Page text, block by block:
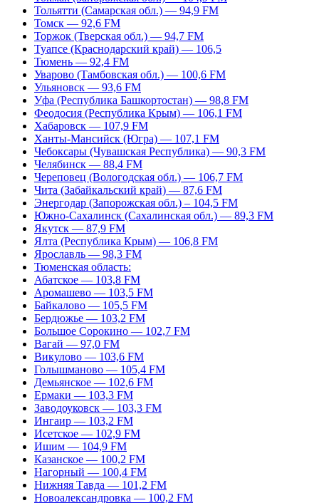
Тольятти (Самарская обл.) — 94,9 FM
Томск — 92,6 FM
Торжок (Тверская обл.) — 94,7 FM
Туапсе (Краснодарский край) — 106,5
Тюмень — 92,4 FM
Уварово (Тамбовская обл.) — 100,6 FM
Ульяновск — 93,6 FM
Уфа (Республика Башкортостан) — 98,8 FM
Феодосия (Республика Крым) — 106,1 FM
Хабаровск — 107,9 FM
Ханты-Мансийск (Югра) — 107,1 FM
Чебоксары (Чувашская Республика) — 90,3 FM
Челябинск — 88,4 FM
Череповец (Вологодская обл.) — 106,7 FM
Чита (Забайкальский край) — 87,6 FM
Энергодар (Запорожская обл.) – 104,5 FM
Южно-Сахалинск (Сахалинская обл.) — 89,3 FM
Якутск — 87,9 FM
Ялта (Республика Крым) — 106,8 FM
Ярославль — 98,3 FM
Тюменская область:
Абатское — 103,8 FM
Аромашево — 103,5 FM
Байкалово — 105,5 FM
Бердюжье — 103,2 FM
Большое Сорокино — 102,7 FM
Вагай — 97,0 FM
Викулово — 103,6 FM
Голышманово — 105,4 FM
Демьянское — 102,6 FM
Ермаки — 103,3 FM
Заводоуковск — 103,3 FM
Ингаир — 103,2 FM
Исетское — 102,9 FM
Ишим — 104,9 FM
Казанское — 100,2 FM
Нагорный — 100,4 FM
Нижняя Тавда — 101,2 FM
Новоалександровка — 100,2 FM